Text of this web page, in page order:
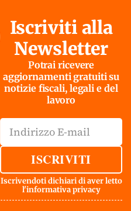
Iscriviti alla
Newsletter
Potrai ricevere
aggiornamenti gratuiti su
notizie fiscali, legali e del
lavoro
ISCRIVITI
Iscrivendoti dichiari di aver letto
l'informativa privacy